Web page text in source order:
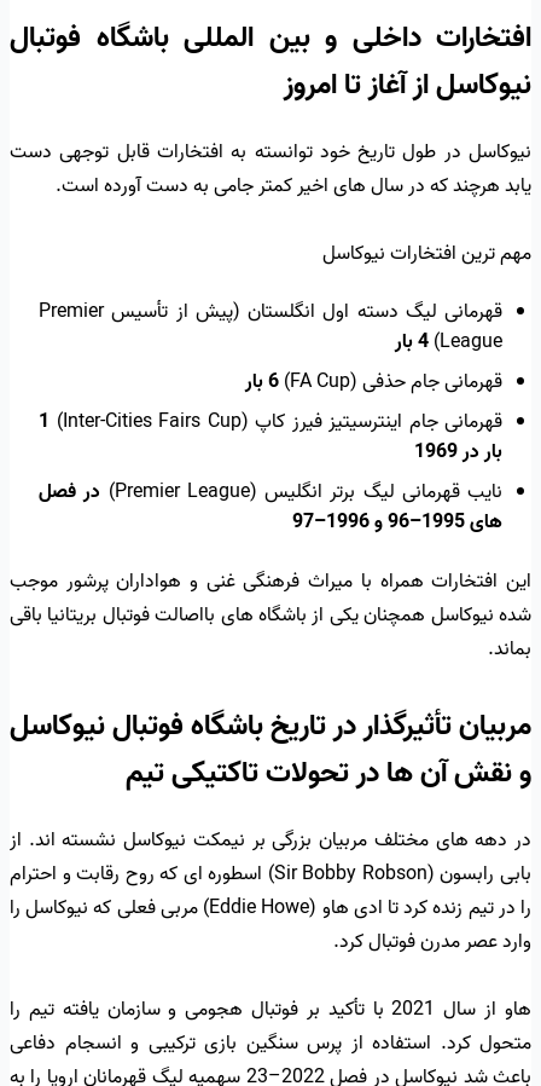
افتخارات داخلی و بین المللی باشگاه فوتبال
نیوکاسل از آغاز تا امروز
نیوکاسل در طول تاریخ خود توانسته به افتخارات قابل توجهی دست
یابد هرچند که در سال های اخیر کمتر جامی به دست آورده است.
مهم ترین افتخارات نیوکاسل
قهرمانی لیگ دسته اول انگلستان (پیش از تأسیس Premier
League) 4 بار
قهرمانی جام حذفی (FA Cup)
6 بار
قهرمانی جام اینترسیتیز فیرز کاپ (Inter-Cities Fairs Cup)
1
بار در 1969
نایب قهرمانی لیگ برتر انگلیس (Premier League)
در فصل
های 1995–96 و 1996–97
این افتخارات همراه با میراث فرهنگی غنی و هواداران پرشور موجب
شده نیوکاسل همچنان یکی از باشگاه های بااصالت فوتبال بریتانیا باقی
بماند.
مربیان تأثیرگذار در تاریخ باشگاه فوتبال نیوکاسل
و نقش آن ها در تحولات تاکتیکی تیم
در دهه های مختلف مربیان بزرگی بر نیمکت نیوکاسل نشسته اند. از
بابی رابسون (Sir Bobby Robson) اسطوره ای که روح رقابت و احترام
را در تیم زنده کرد تا ادی هاو (Eddie Howe) مربی فعلی که نیوکاسل را
وارد عصر مدرن فوتبال کرد.
هاو از سال 2021 با تأکید بر فوتبال هجومی و سازمان یافته تیم را
متحول کرد. استفاده از پرس سنگین بازی ترکیبی و انسجام دفاعی
باعث شد نیوکاسل در فصل 2022–23 سهمیه لیگ قهرمانان اروپا را به